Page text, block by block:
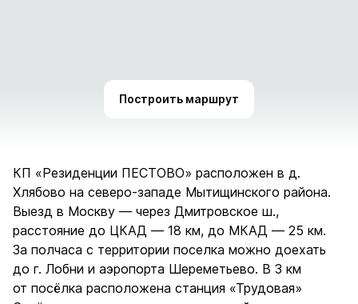
КП «Резиденции ПЕСТОВО» расположен в д.
Хлябово на северо-западе Мытищинского района.
Выезд в Москву — через Дмитровское ш.,
расстояние до ЦКАД — 18 км, до МКАД — 25 км.
За полчаса с территории поселка можно доехать
до г. Лобни и аэропорта Шереметьево. В 3 км
от посёлка расположена станция «Трудовая»
Построить маршрут